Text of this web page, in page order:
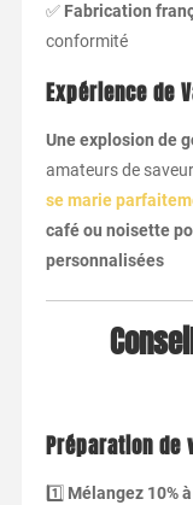
✅ Fabrication
conformité
Expérience de
Une explosion de
amateurs de
se marie
café ou noisette
personnalisées
Préparation de
1️⃣ Mélangez 10%